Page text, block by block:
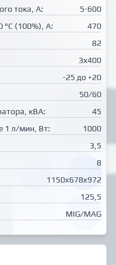
тока, А:
5-600
(100%), А:
470
82
3х400
-25 до +20
50/60
кВА:
45
1 л/мин, Вт:
1000
3,5
8
1150x678x972
125,5
MIG/MAG